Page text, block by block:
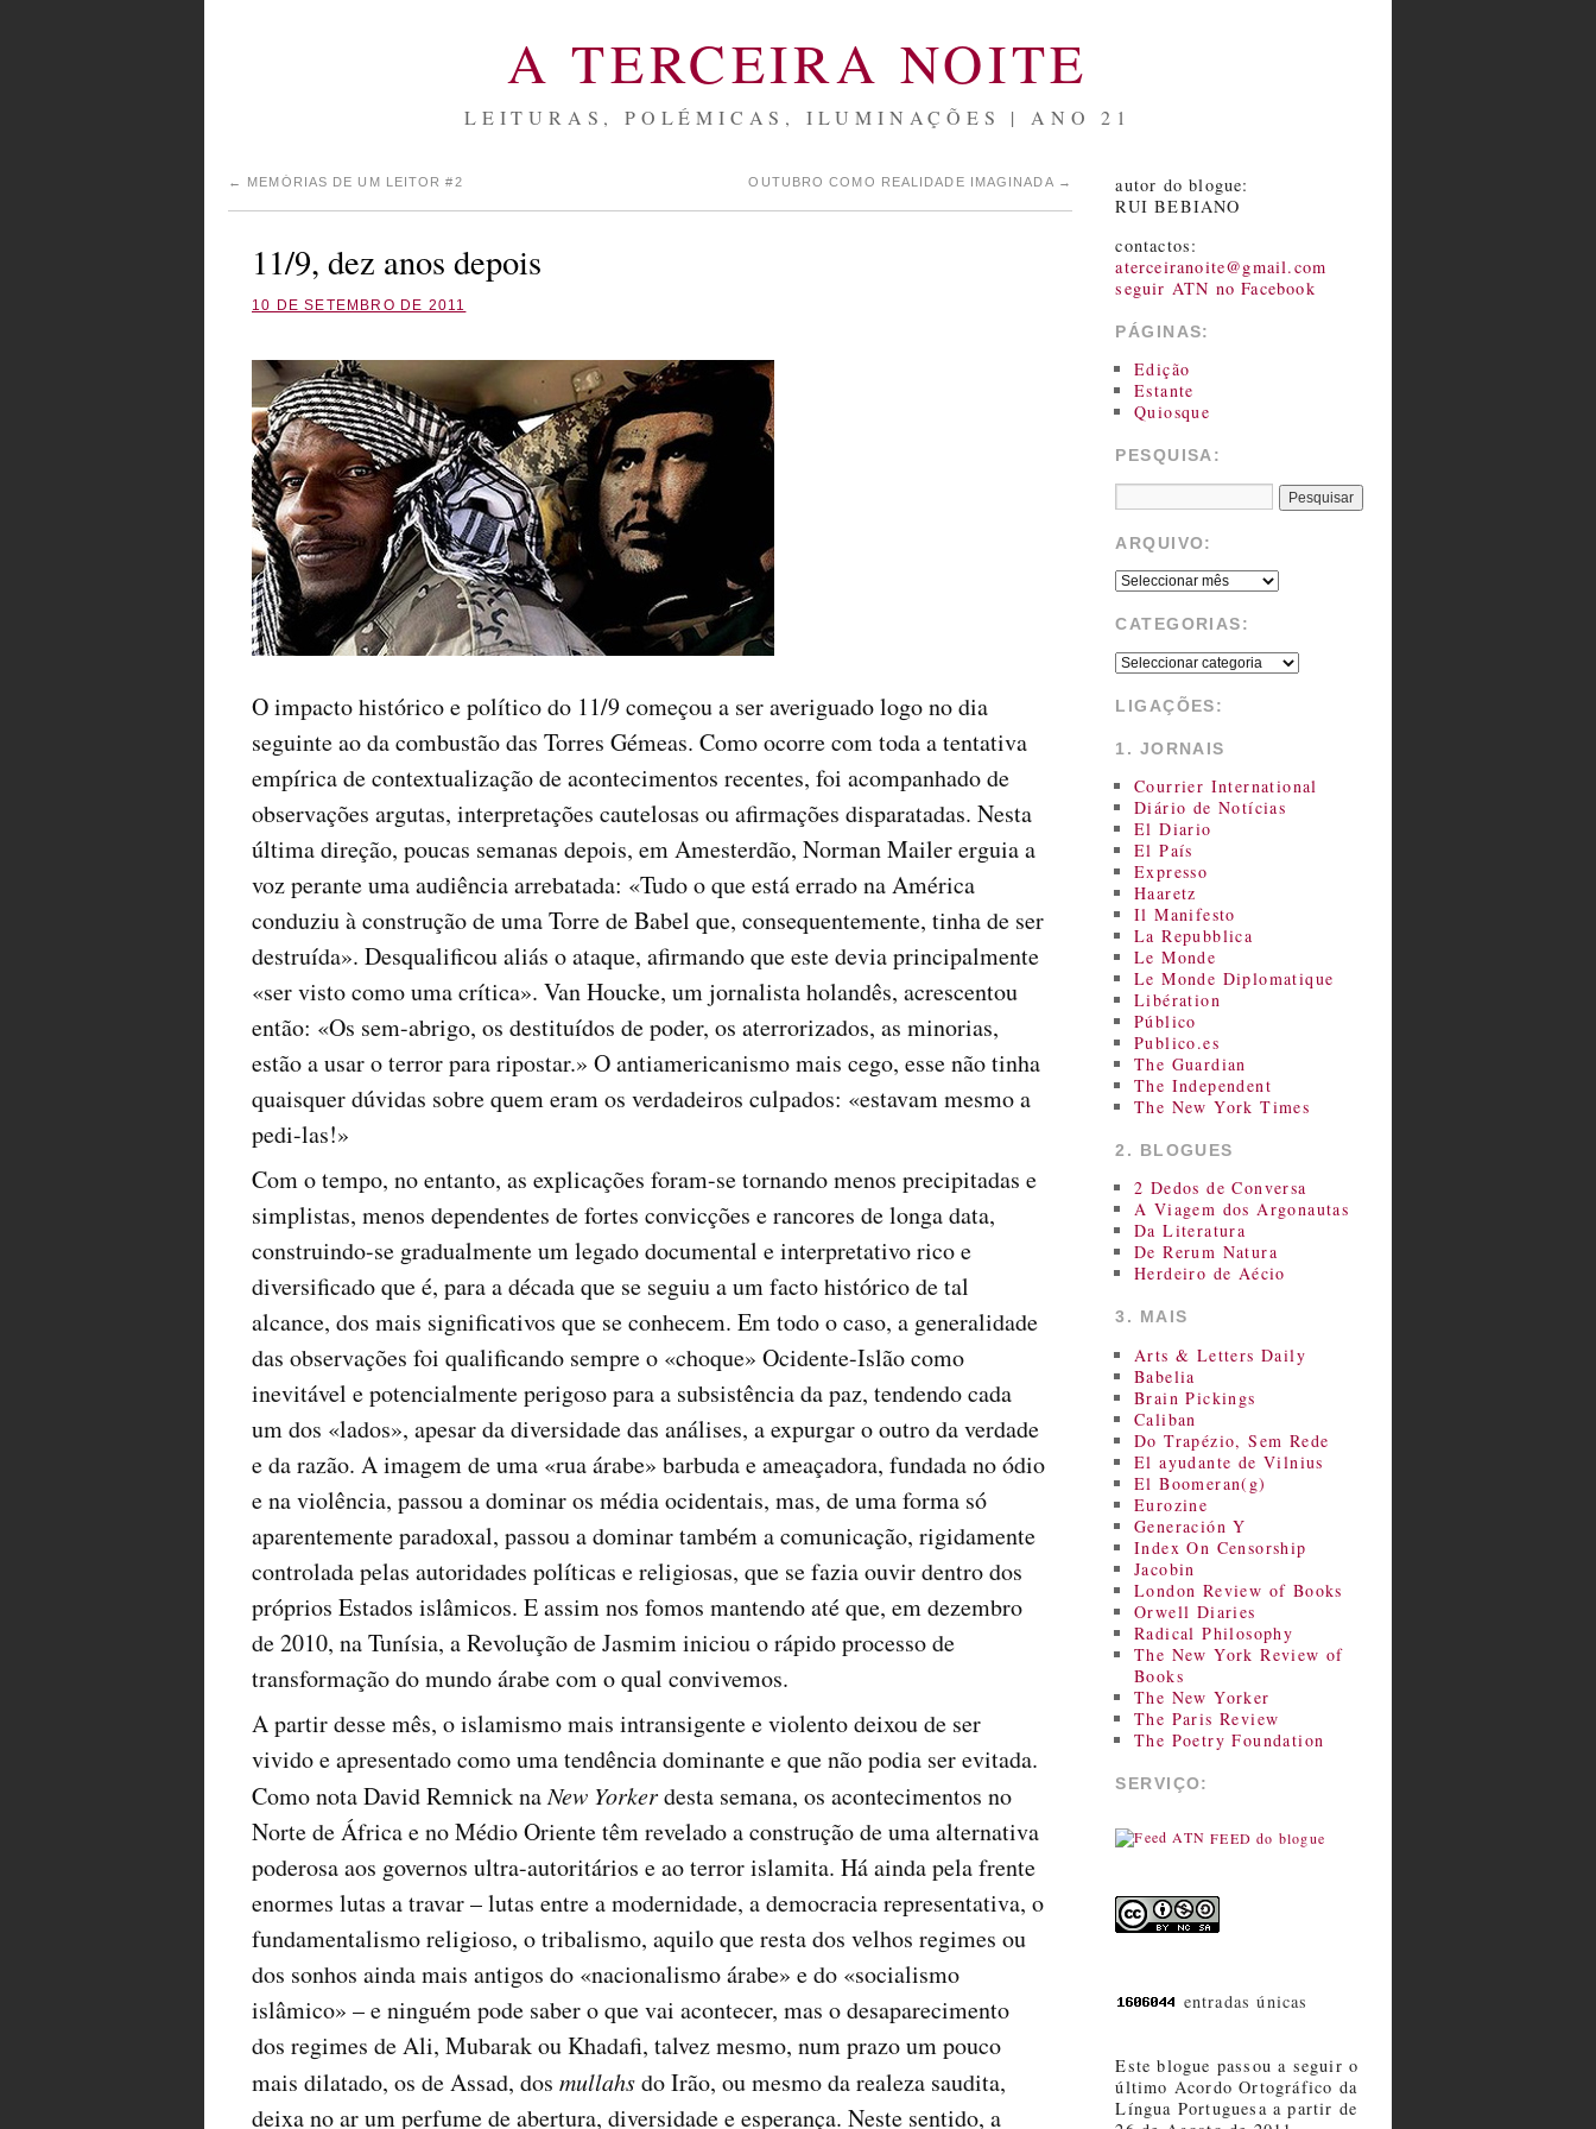
A TERCEIRA NOITE
LEITURAS, POLÉMICAS, ILUMINAÇÕES | ANO 21
← MEMÓRIAS DE UM LEITOR #2 OUTUBRO COMO REALIDADE IMAGINADA →
11/9, dez anos depois
10 DE SETEMBRO DE 2011
O impacto histórico e político do 11/9 começou a ser averiguado logo no dia
seguinte ao da combustão das Torres Gémeas. Como ocorre com toda a tentativa
empírica de contextualização de acontecimentos recentes, foi acompanhado de
observações argutas, interpretações cautelosas ou afirmações disparatadas. Nesta
última direção, poucas semanas depois, em Amesterdão, Norman Mailer erguia a
voz perante uma audiência arrebatada: «Tudo o que está errado na América
conduziu à construção de uma Torre de Babel que, consequentemente, tinha de ser
destruída». Desqualificou aliás o ataque, afirmando que este devia principalmente
«ser visto como uma crítica». Van Houcke, um jornalista holandês, acrescentou
então: «Os sem-abrigo, os destituídos de poder, os aterrorizados, as minorias,
estão a usar o terror para ripostar.» O antiamericanismo mais cego, esse não tinha
quaisquer dúvidas sobre quem eram os verdadeiros culpados: «estavam mesmo a
pedi-las!»
Com o tempo, no entanto, as explicações foram-se tornando menos precipitadas e
simplistas, menos dependentes de fortes convicções e rancores de longa data,
construindo-se gradualmente um legado documental e interpretativo rico e
diversificado que é, para a década que se seguiu a um facto histórico de tal
alcance, dos mais significativos que se conhecem. Em todo o caso, a generalidade
das observações foi qualificando sempre o «choque» Ocidente-Islão como
inevitável e potencialmente perigoso para a subsistência da paz, tendendo cada
um dos «lados», apesar da diversidade das análises, a expurgar o outro da verdade
e da razão. A imagem de uma «rua árabe» barbuda e ameaçadora, fundada no ódio
e na violência, passou a dominar os média ocidentais, mas, de uma forma só
aparentemente paradoxal, passou a dominar também a comunicação, rigidamente
controlada pelas autoridades políticas e religiosas, que se fazia ouvir dentro dos
próprios Estados islâmicos. E assim nos fomos mantendo até que, em dezembro
de 2010, na Tunísia, a Revolução de Jasmim iniciou o rápido processo de
transformação do mundo árabe com o qual convivemos.
A partir desse mês, o islamismo mais intransigente e violento deixou de ser
vivido e apresentado como uma tendência dominante e que não podia ser evitada.
Como nota David Remnick naNew Yorkerdesta semana, os acontecimentos no
Norte de África e no Médio Oriente têm revelado a construção de uma alternativa
poderosa aos governos ultra-autoritários e ao terror islamita. Há ainda pela frente
enormes lutas a travar – lutas entre a modernidade, a democracia representativa, o
fundamentalismo religioso, o tribalismo, aquilo que resta dos velhos regimes ou
dos sonhos ainda mais antigos do «nacionalismo árabe» e do «socialismo
islâmico» – e ninguém pode saber o que vai acontecer, mas o desaparecimento
dos regimes de Ali, Mubarak ou Khadafi, talvez mesmo, num prazo um pouco
mais dilatado, os de Assad, dos mullahsdo Irão, ou mesmo da realeza saudita,
deixa no ar um perfume de abertura, diversidade e esperança. Neste sentido, a
autor do blogue:
RUI BEBIANO
contactos:
aterceiranoite@gmail.com
seguir ATN no Facebook
PÁGINAS:
Edição
Estante
Quiosque
PESQUISA:
ARQUIVO:
CATEGORIAS:
LIGAÇÕES:
1. JORNAIS
Courrier International
Diário de Notícias
El Diario
El País
Expresso
Haaretz
Il Manifesto
La Repubblica
Le Monde
Le Monde Diplomatique
Libération
Público
Publico.es
The Guardian
The Independent
The New York Times
2. BLOGUES
2 Dedos de Conversa
A Viagem dos Argonautas
Da Literatura
De Rerum Natura
Herdeiro de Aécio
3. MAIS
Arts & Letters Daily
Babelia
Brain Pickings
Caliban
Do Trapézio, Sem Rede
El ayudante de Vilnius
El Boomeran(g)
Eurozine
Generación Y
Index On Censorship
Jacobin
London Review of Books
Orwell Diaries
Radical Philosophy
The New York Review of
Books
The New Yorker
The Paris Review
The Poetry Foundation
SERVIÇO:
FEED do blogue
entradas únicas
Este blogue passou a seguir o
último Acordo Ortográfico da
Língua Portuguesa a partir de